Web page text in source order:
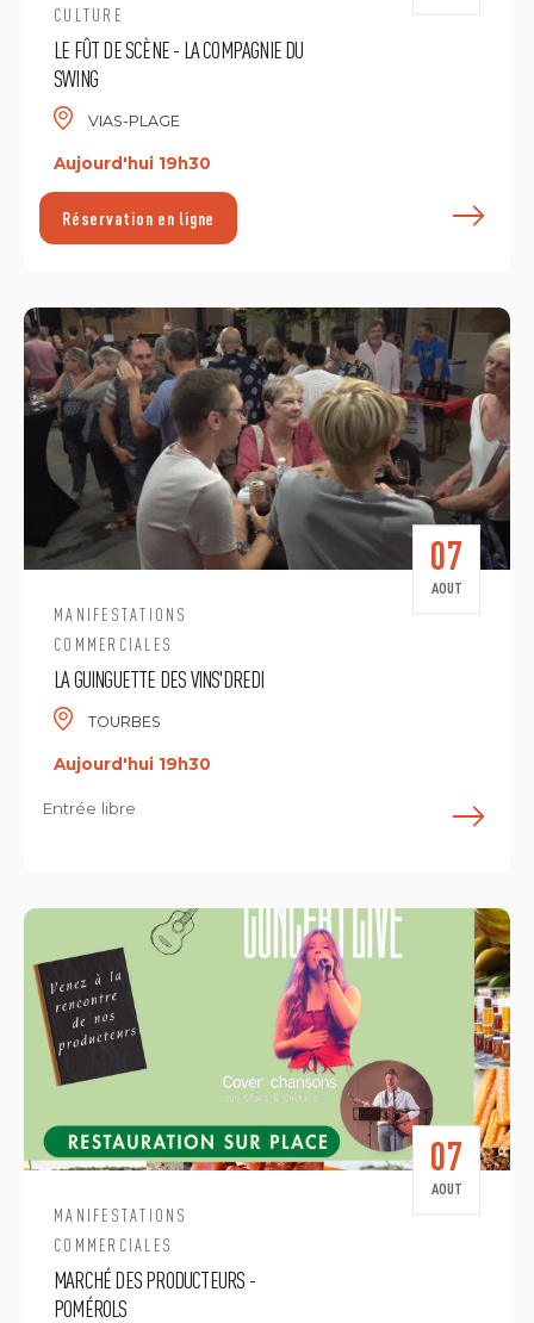
CULTURE
LE FÛT DE SCÈNE - LA COMPAGNIE DU
SWING
VIAS-PLAGE
Aujourd'hui 19h30
Réservation en ligne
MANIFESTATIONS
COMMERCIALES
LA GUINGUETTE DES VINS'DREDI
TOURBES
Aujourd'hui 19h30
07
AOUT
Entrée libre
MANIFESTATIONS
COMMERCIALES
MARCHÉ DES PRODUCTEURS -
POMÉROLS
07
AOUT